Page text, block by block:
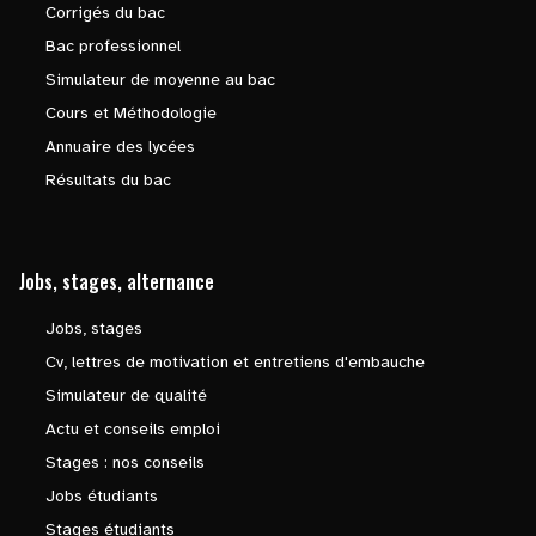
Corrigés du bac
Bac professionnel
Simulateur de moyenne au bac
Cours et Méthodologie
Annuaire des lycées
Résultats du bac
Jobs, stages, alternance
Jobs, stages
Cv, lettres de motivation et entretiens d'embauche
Simulateur de qualité
Actu et conseils emploi
Stages : nos conseils
Jobs étudiants
Stages étudiants